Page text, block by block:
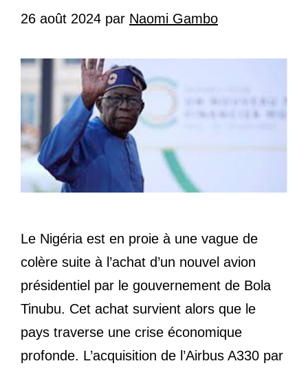
26 août 2024 par Naomi Gambo
Le Nigéria est en proie à une vague de
colère suite à l’achat d’un nouvel avion
présidentiel par le gouvernement de Bola
Tinubu. Cet achat survient alors que le
pays traverse une crise économique
profonde. L’acquisition de l’Airbus A330 par